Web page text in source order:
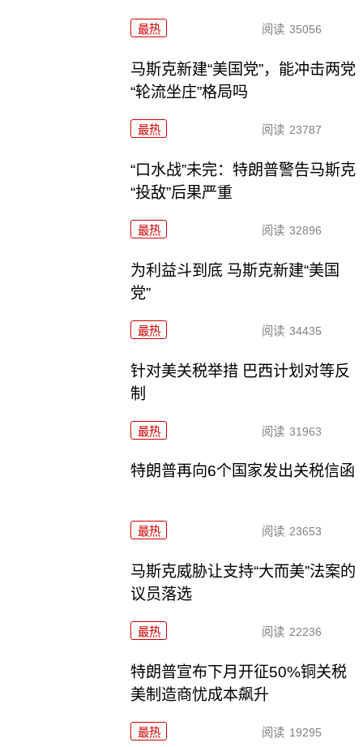
最热 阅读 35056
马斯克新建“美国党”，能冲击两党
“轮流坐庄”格局吗
最热 阅读 23787
“口水战”未完：特朗普警告马斯克
“投敌”后果严重
最热 阅读 32896
为利益斗到底 马斯克新建“美国
党”
最热 阅读 34435
针对美关税举措 巴西计划对等反
制
最热 阅读 31963
特朗普再向6个国家发出关税信函
最热 阅读 23653
马斯克威胁让支持“大而美”法案的
议员落选
最热 阅读 22236
特朗普宣布下月开征50%铜关税
美制造商忧成本飙升
最热 阅读 19295